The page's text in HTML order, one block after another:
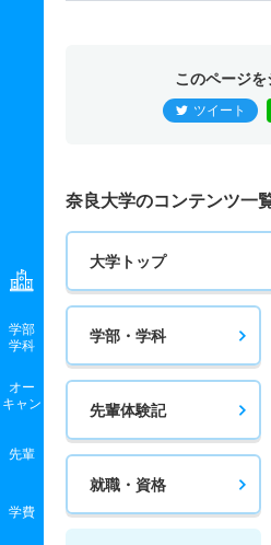
学部
学科
オー
キャン
先輩
学費
このページを
ツイート
奈良大学のコンテンツ一
大学トップ
学部・学科
先輩体験記
就職・資格